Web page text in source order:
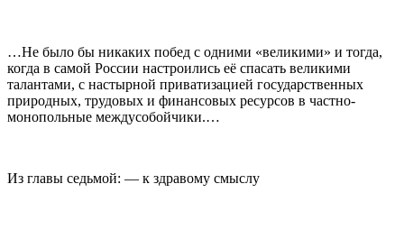
…Не было бы никаких побед с одними «великими» и тогда,
когда в самой России настроились её спасать великими
талантами, с настырной приватизацией государственных
природных, трудовых и финансовых ресурсов в частно-
монопольные междусобойчики.…
Из главы седьмой: — к здравому смыслу